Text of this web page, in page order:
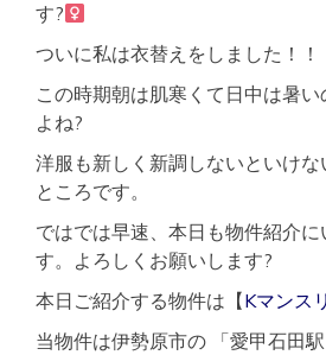
す?‍
ついに私は衣替えをしました！！
この時期朝は肌寒くて日中は暑
よね?
洋服も新しく新調しないといけ
ところです。
ではでは早速、本日も物件紹介に
す。よろしくお願いします?
本日ご紹介する物件は【Kマンス
当物件は伊勢原市の 「愛甲石田